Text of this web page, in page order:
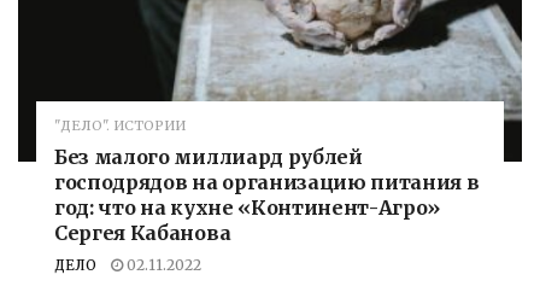
"ДЕЛО". ИСТОРИИ
Без малого миллиард рублей
господрядов на организацию питания в
год: что на кухне «Континент-Агро»
Сергея Кабанова
ДЕЛО 02.11.2022